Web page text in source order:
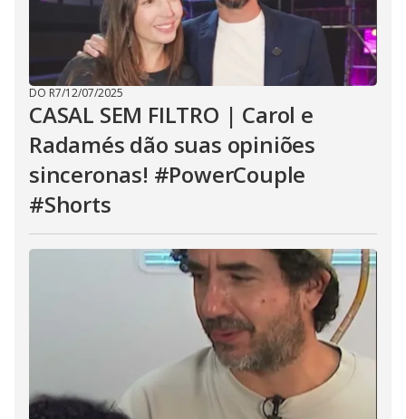
DO R7/12/07/2025
CASAL SEM FILTRO | Carol e
Radamés dão suas opiniões
sinceronas! #PowerCouple
#Shorts